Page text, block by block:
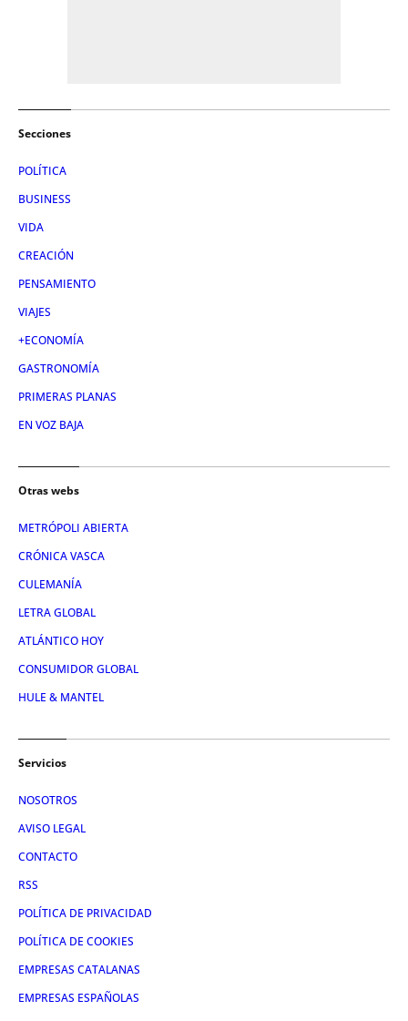
Secciones
POLÍTICA
BUSINESS
VIDA
CREACIÓN
PENSAMIENTO
VIAJES
+ECONOMÍA
GASTRONOMÍA
PRIMERAS PLANAS
EN VOZ BAJA
Otras webs
METRÓPOLI ABIERTA
CRÓNICA VASCA
CULEMANÍA
LETRA GLOBAL
ATLÁNTICO HOY
CONSUMIDOR GLOBAL
HULE & MANTEL
Servicios
NOSOTROS
AVISO LEGAL
CONTACTO
RSS
POLÍTICA DE PRIVACIDAD
POLÍTICA DE COOKIES
EMPRESAS CATALANAS
EMPRESAS ESPAÑOLAS